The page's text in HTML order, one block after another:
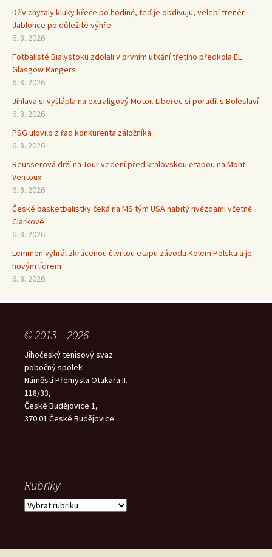
Dřív chytaly kluky křeče po hodině, teď je obdivuju, velebí trenér
Jablonce po důležité výhře
6. 8. 2026
Fotbalisté Bialystoku zdolali v prvním utkání třetího předkola EL
Glasgow Rangers
6. 8. 2026
Jihlava si vyšlápla na extraligový Motor. Liberec si poradil s Boleslaví
6. 8. 2026
PSG ulovilo z řad konkurenta záložníka
6. 8. 2026
Reusserová drží na Tour vedení před královskou etapou na Mont
Ventoux
6. 8. 2026
České basketbalistky čeká na MS tým USA nabitý hvězdami včetně
Clarkové
6. 8. 2026
Lemmen vyhrál zkrácenou čtvrtou etapu závodu Kolem Polska a je
novým lídrem
6. 8. 2026
© 2013 – 2026
Jihočeský tenisový svaz
pobočný spolek
Náměstí Přemysla Otakara II.
118/33,
České Budějovice 1,
370 01 České Budějovice
Rubriky
Rubriky